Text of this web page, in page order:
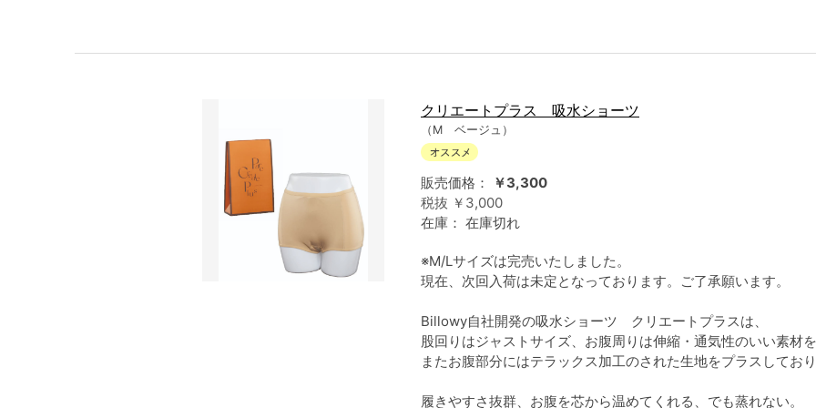
クリエートプラス 吸水ショーツ
（M ベージュ）
販売価格：
￥3,300
税抜 ￥3,000
在庫： 在庫切れ
※M/Lサイズは完売いたしました。
現在、次回入荷は未定となっております。ご了承願います。
Billowy自社開発の吸水ショーツ クリエートプラスは、
股回りはジャストサイズ、お腹周りは伸縮・通気性のいい素材を
またお腹部分にはテラックス加工のされた生地をプラスしており
履きやすさ抜群、お腹を芯から温めてくれる、でも蒸れない。